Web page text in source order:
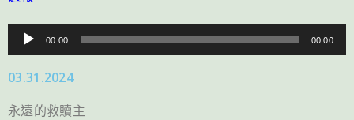
訊
播
放
00:00 00:00
03.31.2024
永遠的救贖主